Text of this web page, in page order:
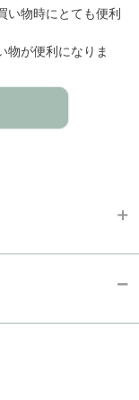
い物時にとても便利
物が便利になりま